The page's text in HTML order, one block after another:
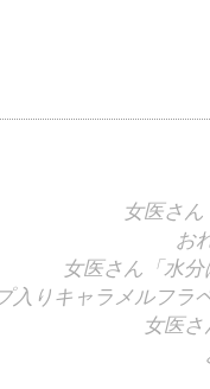
女医さん
お
女医さん「水分
入りキャラメルフラ
女医さ